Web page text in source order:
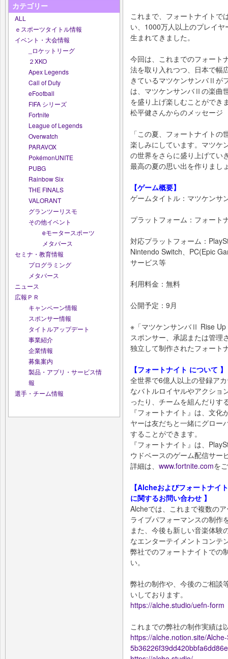
カテゴリー
ALL
ｅスポーツタイトル情報
イベント・大会情報
_ロケットリーグ
２XKO
Apex Legends
Call of Duty
eFootball
FIFA シリーズ
Fortnite
League of Legends
Overwatch
PARAVOX
PokémonUNITE
PUBG
Rainbow Six
THE FINALS
VALORANT
グランツーリスモ
その他イベント
eモータースポーツ
メタバース
セミナ・教育情報
プログラミング
メタバース
ニュース
広報ＰＲ
キャンペーン情報
スポンサー情報
タイトルアップデート
事業紹介
企業情報
募集案内
製品・アプリ・サービス情
報
選手・チーム情報
これまで、フォートナイトで
い、1000万人以上のプレイ
生まれてきました。
今回は、これまでのフォート
法を取り入れつつ、日本で幅
きているマツケンサンバⅡが
は、マツケンサンバⅡの楽曲
を盛り上げ楽しむことができ
松平健さんからのメッセージ
「この夏、フォートナイト
楽しみにしています。マツ
の世界をさらに盛り上げてい
最高の夏の思い出を作りまし
【ゲーム概要】
ゲームタイトル：マツケン
プラットフォーム：フォート
対応プラットフォーム：
Nintendo Switch、PC(Epic
サービス等
利用料金：無料
公開予定：9月
※「マツケンサンバⅡ Rise
スポンサー、承認または管理
独立して制作されたフォート
【フォートナイト について 】
全世界で6億人以上の登録ア
なバトルロイヤルやアクショ
ったり、チームを組んだりす
『フォートナイト』は、文
ヤーは友だちと一緒にグロー
することができます。
『フォートナイト』は、
ウドベースのゲーム配信サー
詳細は、 www.fortnite.comを
【Alcheおよびフォートナイ
に関するお問い合わせ 】
Alcheでは、これまで複数の
ライブパフォーマンスの制作
また、今後も新しい音楽体験
なエンターテイメントコンテ
弊社でのフォートナイトでの
い。
弊社の制作や、今後のご相談
いしております。
https://alche.studio/uefn-form
これまでの弊社の制作実績は
https://alche.notion.site/